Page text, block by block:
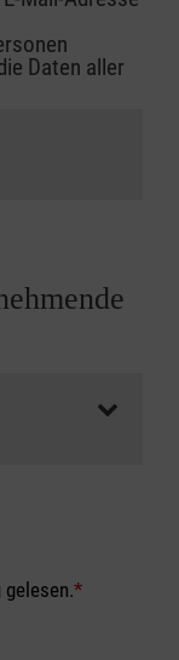
Daten aller
gelesen.*